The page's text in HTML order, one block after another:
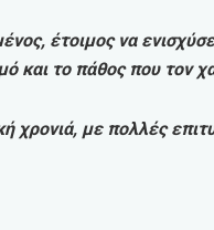
έτοιμος να
και το πάθος που τον
χρονιά, με πολλές